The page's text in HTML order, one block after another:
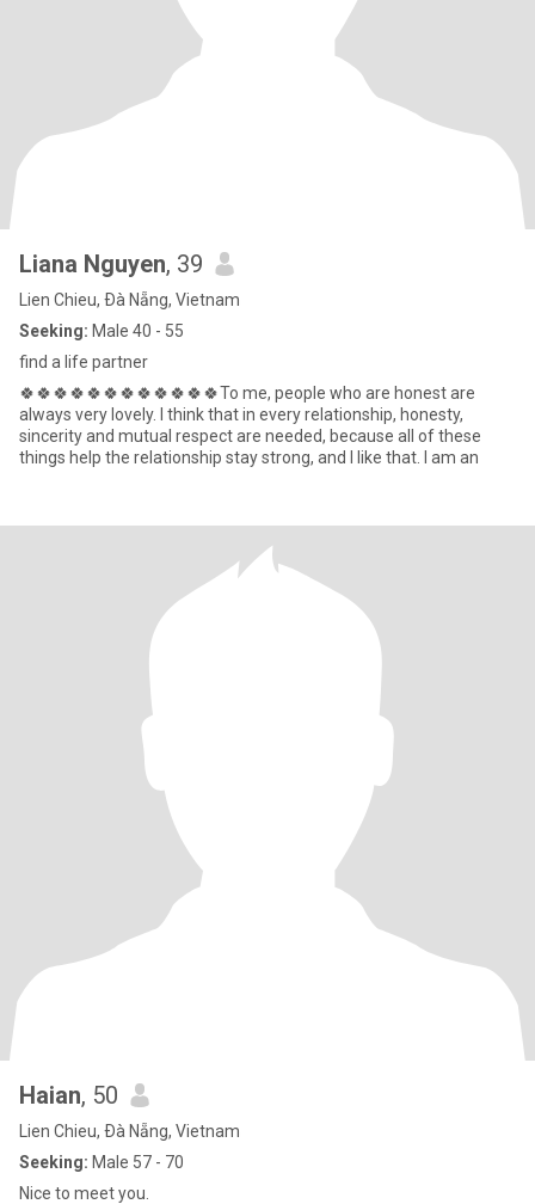
Liana Nguyen, 39
Lien Chieu, Ðà Nẵng, Vietnam
Seeking: Male 40 - 55
find a life partner
🍀🍀🍀🍀🍀🍀🍀🍀🍀🍀🍀🍀To me, people who are honest are
always very lovely. I think that in every relationship, honesty,
sincerity and mutual respect are needed, because all of these
things help the relationship stay strong, and I like that. I am an
Haian, 50
Lien Chieu, Ðà Nẵng, Vietnam
Seeking: Male 57 - 70
Nice to meet you.